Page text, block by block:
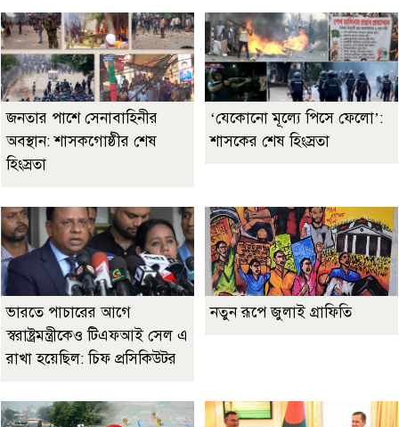
জনতার পাশে সেনাবাহিনীর
অবস্থান: শাসকগোষ্ঠীর শেষ
হিংস্রতা
‘যেকোনো মূল্যে পিসে ফেলো’:
শাসকের শেষ হিংস্রতা
ভারতে পাচারের আগে
স্বরাষ্ট্রমন্ত্রীকেও টিএফআই সেল এ
রাখা হয়েছিল: চিফ প্রসিকিউটর
নতুন রূপে জুলাই গ্রাফিতি